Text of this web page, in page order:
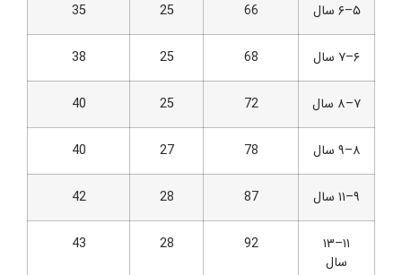
۵–۶ سال 66
25
35
۶–۷ سال 68
25
38
۷–۸ سال 72
25
40
۸–۹ سال 78
27
40
۹–۱۱ سال 87
28
42
۱۱–۱۳
سال
92
28
43